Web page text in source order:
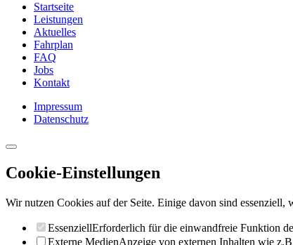
Startseite
Leistungen
Aktuelles
Fahrplan
FAQ
Jobs
Kontakt
Impressum
Datenschutz
Cookie-Einstellungen
Wir nutzen Cookies auf der Seite. Einige davon sind essenziell,
EssenziellErforderlich für die einwandfreie Funktion
Externe MedienAnzeige von externen Inhalten wie